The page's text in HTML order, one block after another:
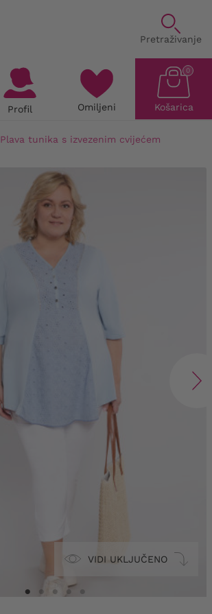
Pretraživanje
Profil Omiljeni Košarica
0
Plava tunika s izvezenim cvijećem
VIDI UKLJUČENO